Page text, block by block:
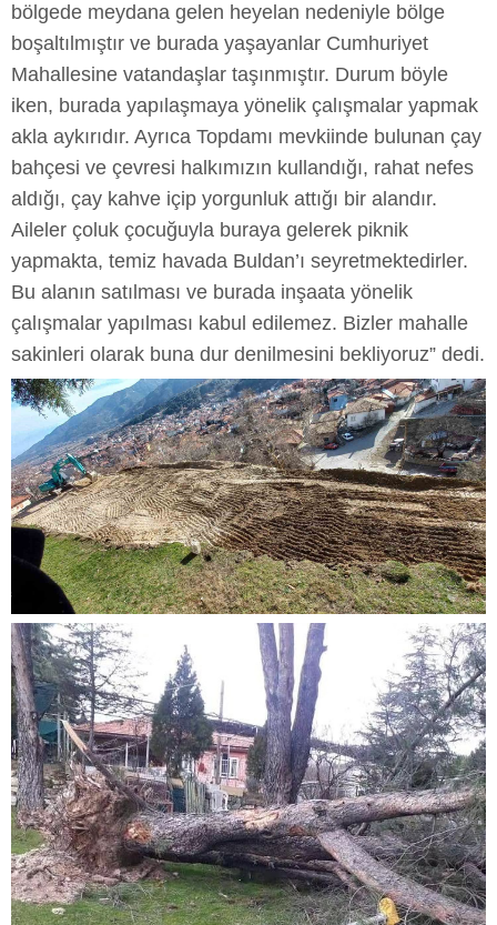
bölgede meydana gelen heyelan nedeniyle bölge
boşaltılmıştır ve burada yaşayanlar Cumhuriyet
Mahallesine vatandaşlar taşınmıştır. Durum böyle
iken, burada yapılaşmaya yönelik çalışmalar yapmak
akla aykırıdır. Ayrıca Topdamı mevkiinde bulunan çay
bahçesi ve çevresi halkımızın kullandığı, rahat nefes
aldığı, çay kahve içip yorgunluk attığı bir alandır.
Aileler çoluk çocuğuyla buraya gelerek piknik
yapmakta, temiz havada Buldan’ı seyretmektedirler.
Bu alanın satılması ve burada inşaata yönelik
çalışmalar yapılması kabul edilemez. Bizler mahalle
sakinleri olarak buna dur denilmesini bekliyoruz” dedi.